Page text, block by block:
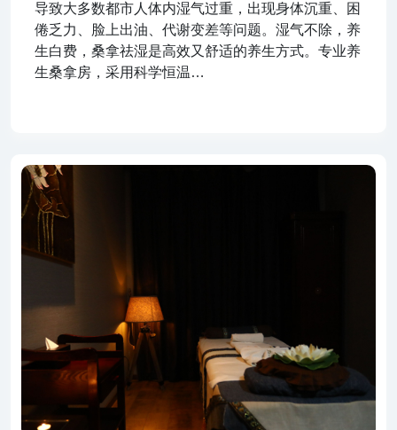
导致大多数都市人体内湿气过重，出现身体沉重、困
倦乏力、脸上出油、代谢变差等问题。湿气不除，养
生白费，桑拿祛湿是高效又舒适的养生方式。专业养
生桑拿房，采用科学恒温…